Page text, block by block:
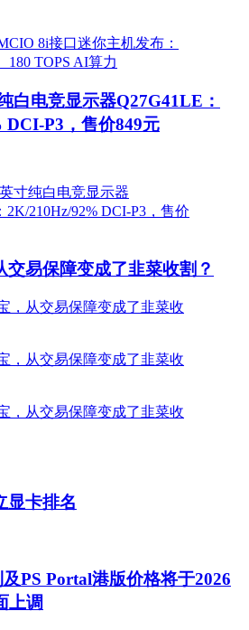
白电竞显示器Q27G41LE：
DCI-P3，售价849元
交易保障变成了韭菜收割？
显卡排名
PS Portal港版价格将于2026
上调